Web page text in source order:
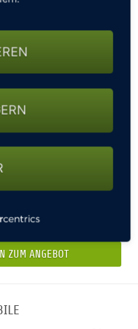
HAMBURG-
2338) sowie im
für alle
ZUM ANGEBOT